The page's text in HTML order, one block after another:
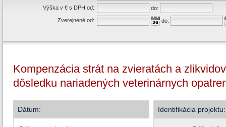
Výška v € s DPH od:
do:
Zverejnené od:
do:
Kompenzácia strát na zvieratách a
dôsledku nariadených veterinárnych
Dátum: Identifikácia projektu: